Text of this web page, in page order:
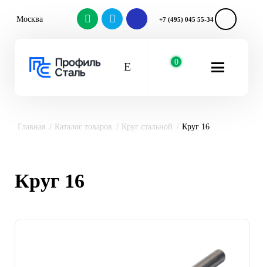
Москва +7 (495) 045 55-34
0
Главная Каталог товаров Круг стальной Круг 16
Круг 16